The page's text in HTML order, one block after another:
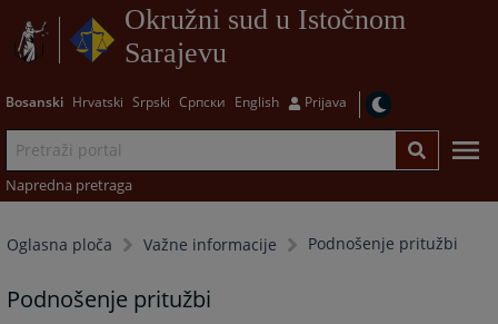
Okružni sud u Istočnom
Sarajevu
Bosanski Hrvatski Srpski Српски English Prijava
Napredna pretraga
Oglasna ploča Važne informacije Podnošenje pritužbi
Podnošenje pritužbi